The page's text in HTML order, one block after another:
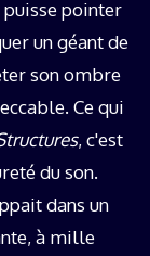
pointer
un géant de
son ombre
Ce qui
, c'est
du son.
dans un
à mille